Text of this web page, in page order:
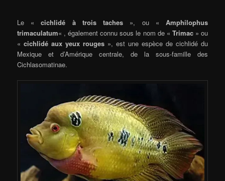
Le «cichlidé à trois taches », ou « Amphilophus
trimaculatum« , également connu sous le nom de « Trimac» ou
«cichlidé aux yeux rouges », est une espèce de cichlidé du
Mexique et d’Amérique centrale, de la sous-famille des
Cichlasomatinae.